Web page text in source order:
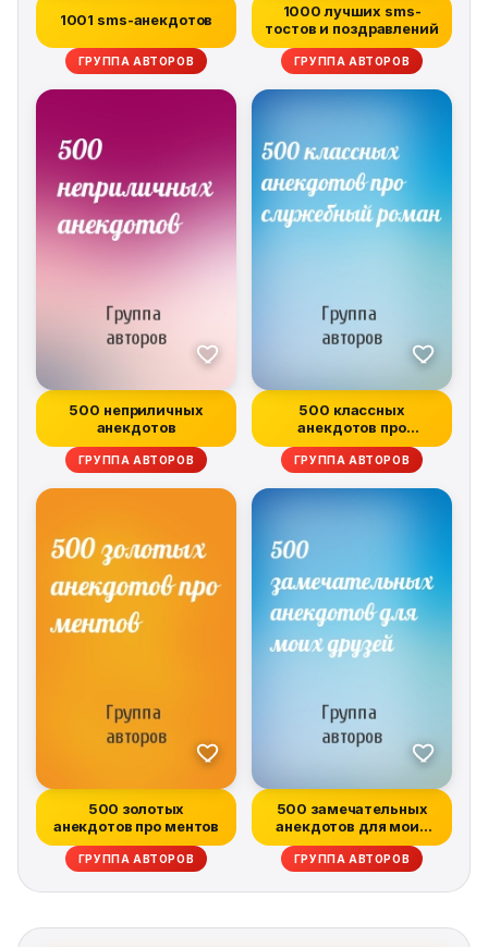
1001 sms-анекдотов
ГРУППА АВТОРОВ
1000 лучших sms-
тостов и поздравлений
ГРУППА АВТОРОВ
500 неприличных
анекдотов
ГРУППА АВТОРОВ
500 классных
анекдотов про
служебный роман
ГРУППА АВТОРОВ
500 золотых
анекдотов про ментов
ГРУППА АВТОРОВ
500 замечательных
анекдотов для моих
друзей
ГРУППА АВТОРОВ